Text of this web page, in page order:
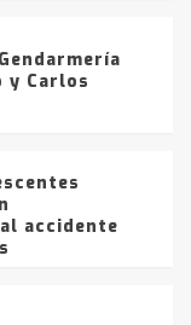
y Carlos
accidente